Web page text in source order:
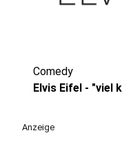
Comedy
Elvis Eifel - "viel
Anzeige